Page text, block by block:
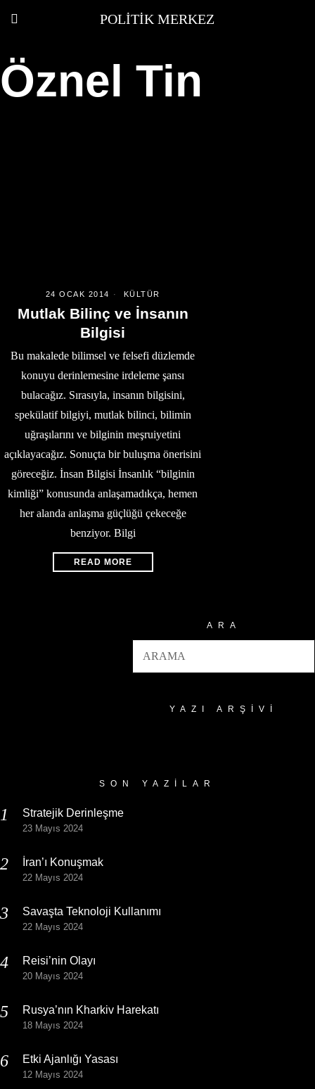
POLITIK MERKEZ
Öznel Tin
24 OCAK 2014 KÜLTÜR
Mutlak Bilinç ve İnsanın
Bilgisi
Bu makalede bilimsel ve felsefi düzlemde
konuyu derinlemesine irdeleme şansı
bulacağız. Sırasıyla, insanın bilgisini,
spekülatif bilgiyi, mutlak bilinci, bilimin
uğraşılarını ve bilginin meşruiyetini
açıklayacağız. Sonuçta bir buluşma önerisini
göreceğiz. İnsan Bilgisi İnsanlık “bilginin
kimliği” konusunda anlaşamadıkça, hemen
her alanda anlaşma güçlüğü çekeceğe
benziyor. Bilgi
READ MORE
ARA
YAZI ARŞIVI
SON YAZILAR
Stratejik Derinleşme
23 Mayıs 2024
İran’ı Konuşmak
22 Mayıs 2024
Savaşta Teknoloji Kullanımı
22 Mayıs 2024
Reisi’nin Olayı
20 Mayıs 2024
Rusya’nın Kharkiv Harekatı
18 Mayıs 2024
Etki Ajanlığı Yasası
12 Mayıs 2024